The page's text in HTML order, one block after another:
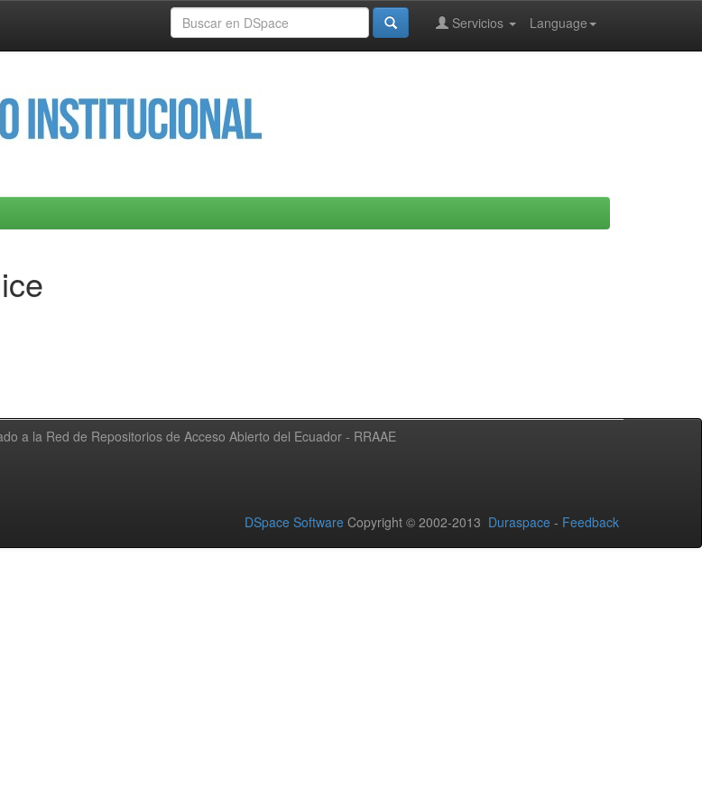
Language
Servicios
a la Red de Repositorios de Acceso Abierto del Ecuador - RRAAE
DSpace Software Copyright © 2002-2013 Duraspace - Feedback